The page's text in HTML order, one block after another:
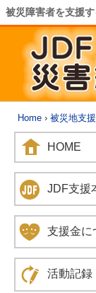
被災障害者を支援す
Home › 被災地支
HOME
JDF支援
支援金に
活動記録